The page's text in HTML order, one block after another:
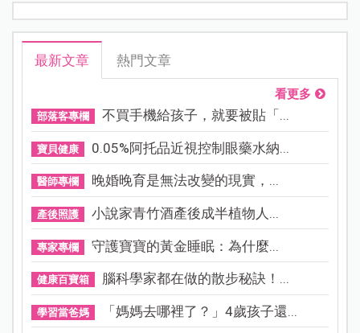
最新文章 熱門文章
看更多
部落客專欄 不買手機給孩子，就要被貼「...
寶貝健康 0.05%阿托品近視控制眼藥水納...
醫師專欄 晚婚晚育是無法改變的現實，...
產後照護 小說家青竹酒產後成半植物人...
專家專欄 守護寶寶的黃金睡眠：為什麼...
健康百寶箱 腦科學家都在做的散步秘訣！...
學習當爸媽 「媽媽去哪裡了？」4歲孩子還...